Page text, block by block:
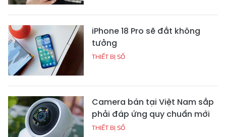
iPhone 18 Pro sẽ đắt không
tưởng
THIẾT BỊ SỐ
Camera bán tại Việt Nam sắp
phải đáp ứng quy chuẩn mới
THIẾT BỊ SỐ